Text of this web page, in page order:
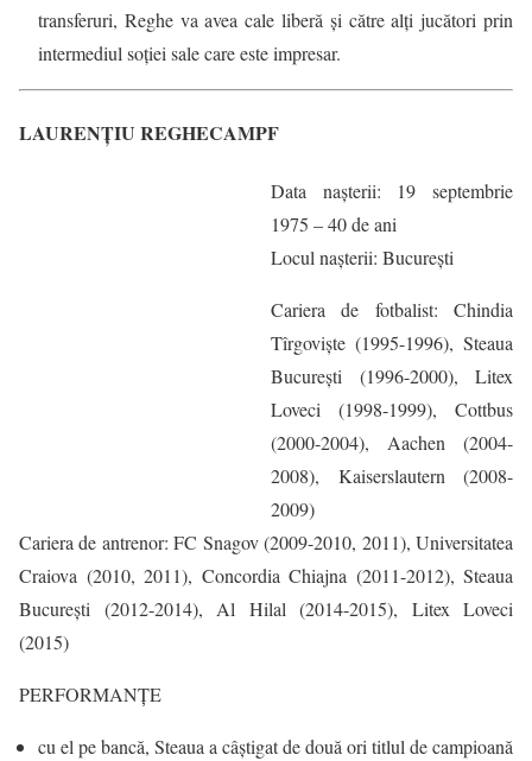
transferuri, Reghe va avea cale liberă și către alți jucători prin
intermediul soției sale care este impresar.
LAURENŢIU REGHECAMPF
Data naşterii: 19 septembrie
1975 – 40 de ani
Locul naşterii: Bucureşti
Cariera de fotbalist: Chindia
Tîrgovişte (1995-1996), Steaua
Bucureşti (1996-2000), Litex
Loveci (1998-1999), Cottbus
(2000-2004), Aachen (2004-
2008), Kaiserslautern (2008-
2009)
Cariera de antrenor: FC Snagov (2009-2010, 2011), Universitatea
Craiova (2010, 2011), Concordia Chiajna (2011-2012), Steaua
Bucureşti (2012-2014), Al Hilal (2014-2015), Litex Loveci
(2015)
PERFORMANŢE
cu el pe bancă, Steaua a câştigat de două ori titlul de campioană